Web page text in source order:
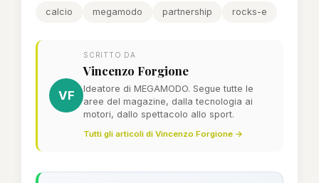
calcio megamodo partnership rocks-e
VF
SCRITTO DA
Vincenzo Forgione
Ideatore di MEGAMODO. Segue tutte le
aree del magazine, dalla tecnologia ai
motori, dallo spettacolo allo sport.
Tutti gli articoli di Vincenzo Forgione →